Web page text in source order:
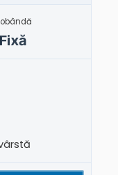
Fixă